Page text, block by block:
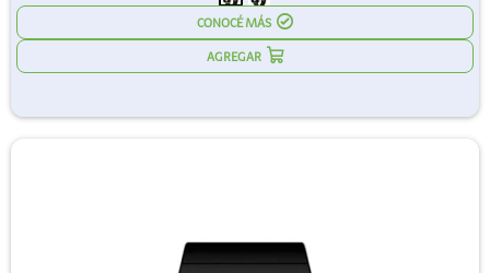
CONOCÉ MÁS